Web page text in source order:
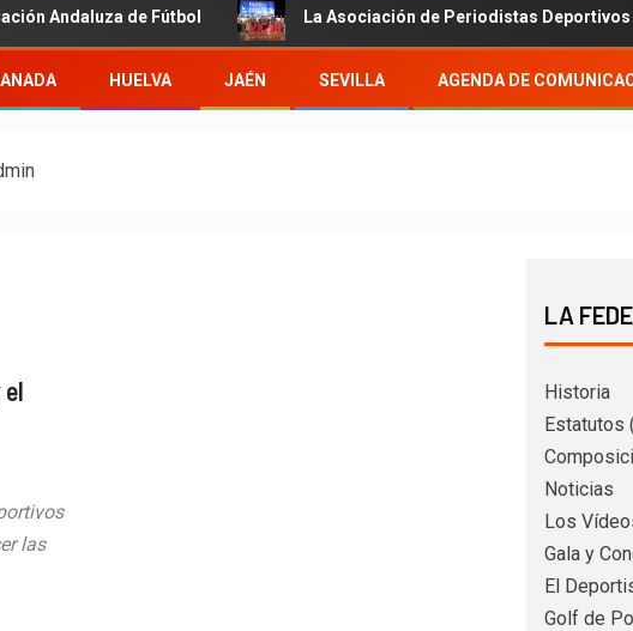
Fútbol La Asociación de Periodistas Deportivos de Almería
HUELVA JAÉN SEVILLA AGENDA DE
las
LA
Historia
Estatutos
Noticias
Los
Gala y
El
Golf de